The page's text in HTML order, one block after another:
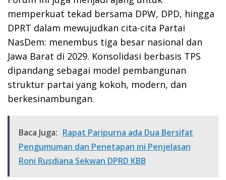
memperkuat tekad bersama DPW, DPD, hingga
DPRT dalam mewujudkan cita-cita Partai
NasDem: menembus tiga besar nasional dan
Jawa Barat di 2029. Konsolidasi berbasis TPS
dipandang sebagai model pembangunan
struktur partai yang kokoh, modern, dan
berkesinambungan.
Baca Juga: Rapat Paripurna ada Dua Bersifat
Pengumuman dan Penetapan ini Penjelasan
Roni Rusdiana Sekwan DPRD KBB